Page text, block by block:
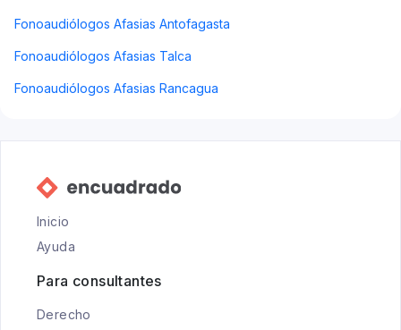
Fonoaudiólogos Afasias Antofagasta
Fonoaudiólogos Afasias Talca
Fonoaudiólogos Afasias Rancagua
Inicio
Ayuda
Para consultantes
Derecho